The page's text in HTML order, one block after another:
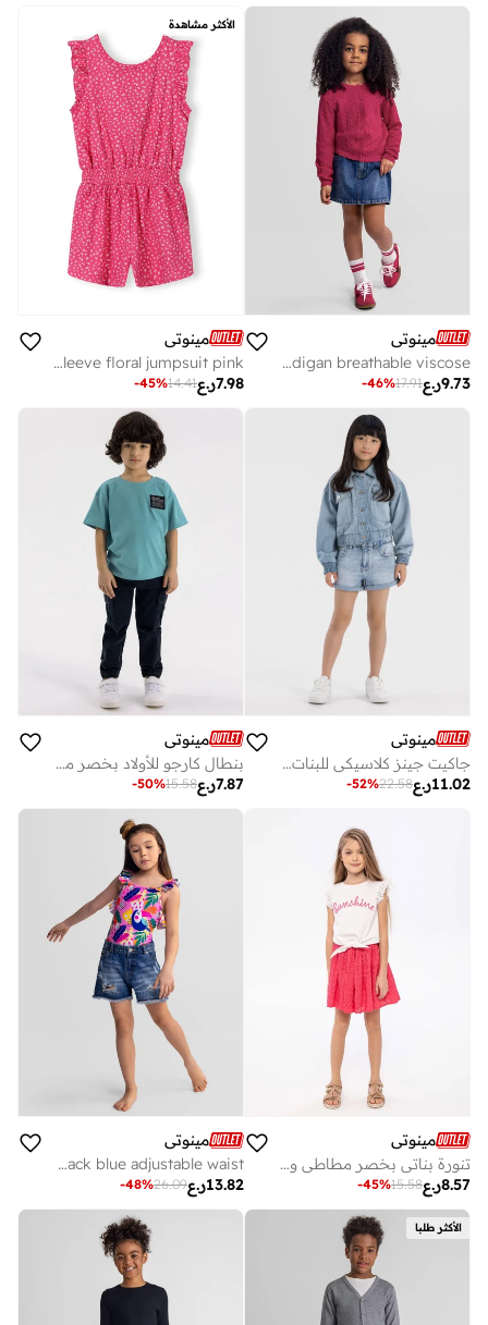
مينوتي
Girls slim fit pink cardigan breathable viscose
ر.ع9.73
17.91
-46%
الأكثر مشاهدة
مينوتي
Girls short sleeve floral jumpsuit pink
ر.ع7.98
14.41
-45%
مينوتي
جاكيت جينز كلاسيكي للبنات بزر إغلاق وحافة مطاطية
ر.ع11.02
22.58
-52%
مينوتي
بنطال كارجو للأولاد بخصر مطاطي وأساور سفلية مرنة
ر.ع7.87
15.58
-50%
مينوتي
تنورة بناتي بخصر مطاطي وتطريز أنيق
ر.ع8.57
15.58
-45%
مينوتي
girls denim shorts 2-pack blue adjustable waist
ر.ع13.82
26.09
-48%
الأكثر طلبا